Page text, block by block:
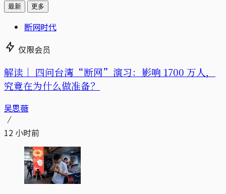
最新 更多
断网时代
仅限会员
解读｜ 四问台湾“断网”演习：影响 1700 万人，
究竟在为什么做准备？
吴思薇
12 小时前